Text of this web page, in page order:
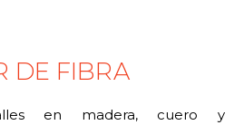
DE FIBRA
en madera, cuero y